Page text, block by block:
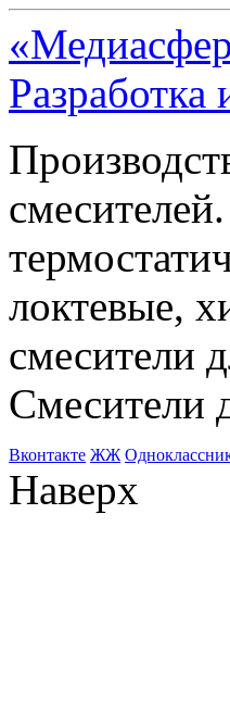
Разработка
локтевые,
смесители
Смесители
Bконтакте ЖЖ
Наверх